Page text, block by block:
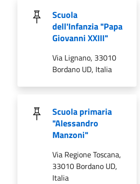
Scuola
dell'Infanzia "Papa
Giovanni XXIII"
Via Lignano, 33010
Bordano UD, Italia
Scuola primaria
"Alessandro
Manzoni"
Via Regione Toscana,
33010 Bordano UD,
Italia